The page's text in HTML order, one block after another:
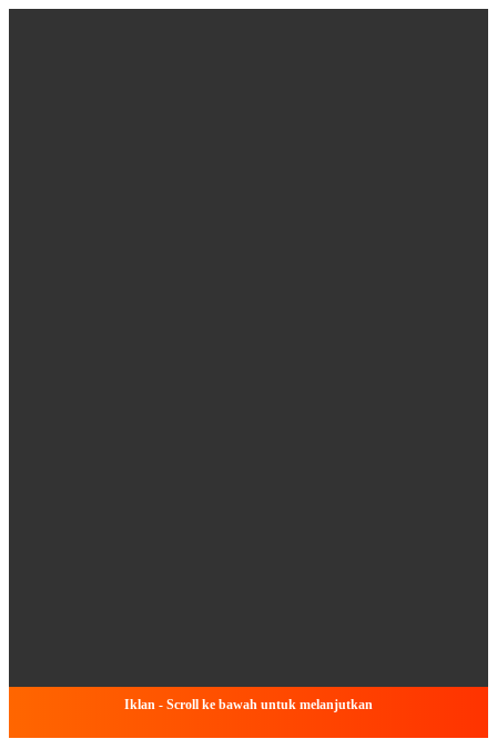
Iklan - Scroll ke bawah untuk melanjutkan